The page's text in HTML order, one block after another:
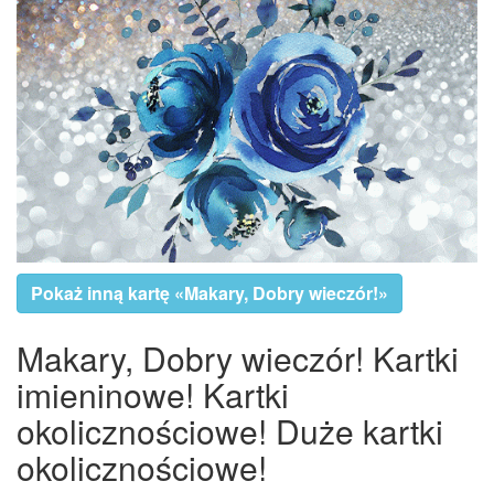
Pokaż inną kartę «Makary, Dobry wieczór!»
Makary, Dobry wieczór! Kartki
imieninowe! Kartki
okolicznościowe! Duże kartki
okolicznościowe!